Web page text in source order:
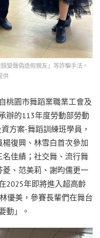
變聲偽造假親友」等詐騙手法。
供
桃園市舞蹈業職業工會及
辦的113年度勞動部勞動
方案-舞蹈訓練班學員，
復興、林雪白首次參加
佳績；社交舞、流行舞
、范美莉、謝昀儒更一
2025年即將進入超高齡
優美，參賽長輩們在舞台
動」。